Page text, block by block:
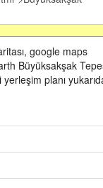
google maps
Büyüksakşak
planı